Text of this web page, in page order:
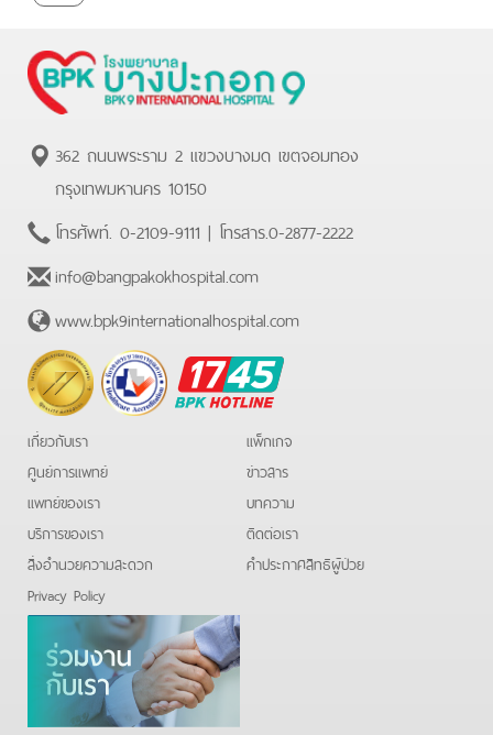
362 ถนนพระราม 2 แขวงบางมด เขตจอมทอง
กรุงเทพมหานคร 10150
โทรศัพท์. 0-2109-9111 | โทรสาร.0-2877-2222
info@bangpakokhospital.com
www.bpk9internationalhospital.com
BPK
Hotline
เกี่ยวกับเรา
ศูนย์การแพทย์
แพทย์ของเรา
บริการของเรา
สิ่งอำนวยความสะดวก
Privacy Policy
แพ็กเกจ
ข่าวสาร
บทความ
ติดต่อเรา
คําประกาศสิทธิผู้ป่วย